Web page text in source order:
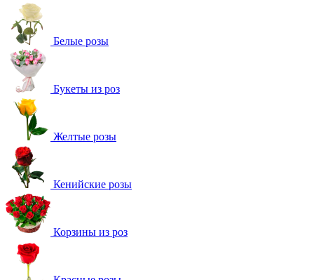
Белые розы
Букеты из роз
Желтые розы
Кенийские розы
Корзины из роз